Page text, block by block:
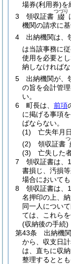
場券(利用券)を
3
領収証書 綴
つづり
機関の請求に
4
出納機関は、
は当該事務に
使用を必要と
納しなければな
5
出納機関が、
の旨を会計管
い。
6
町長は、 前項
に掲げる事項
ばならない。
(1)
亡失年月
(2)
領収証書
つ
(3)
亡失した
7
領収証書は、
書損じ、汚損
場合において
8
領収証書は、
名押印の上、
同一人につい
ては、これら
(収納後の手続)
第43条
出納機関
から、収支日
は、直ちに収
整理するとと